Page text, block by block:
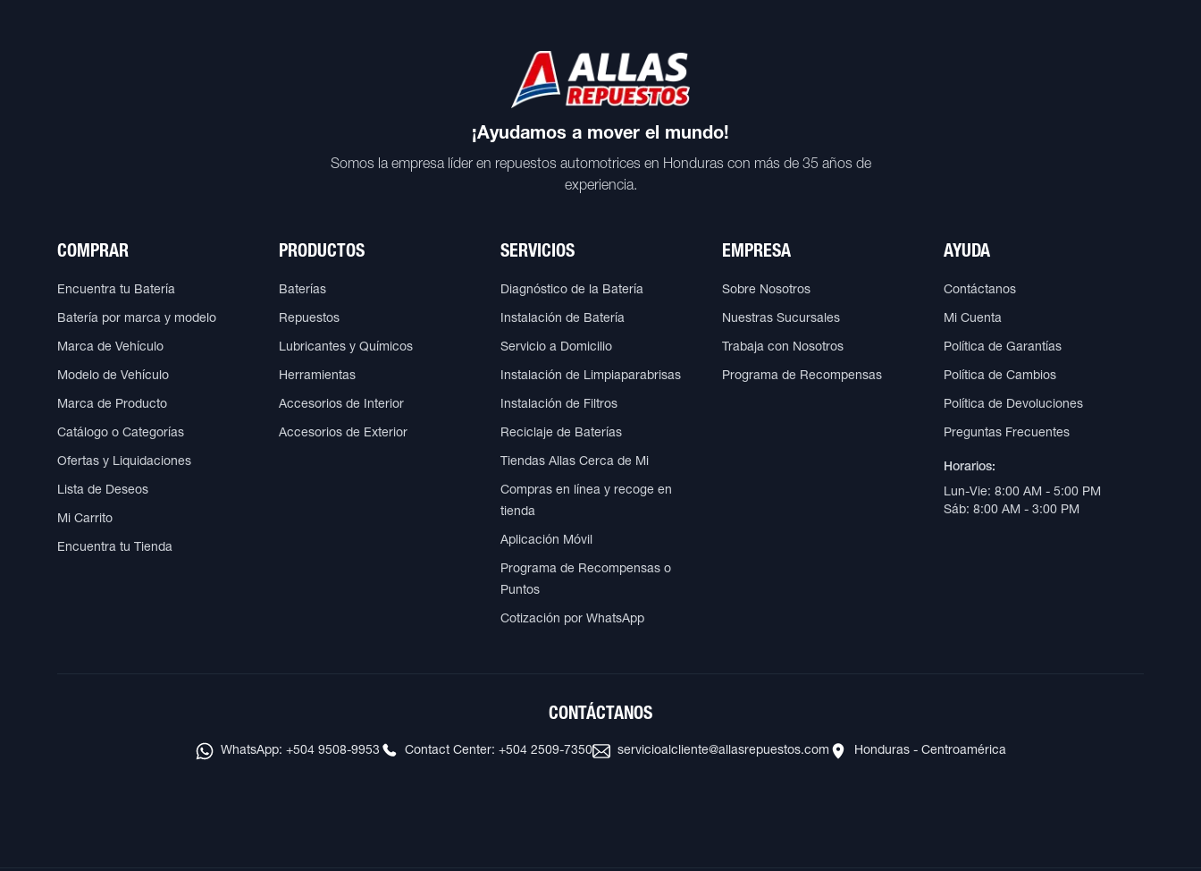
¡Ayudamos a mover el mundo!
Somos la empresa líder en repuestos automotrices en Honduras con más de 35 años de
experiencia.
COMPRAR
Encuentra tu Batería
Batería por marca y modelo
Marca de Vehículo
Modelo de Vehículo
Marca de Producto
Catálogo o Categorías
Ofertas y Liquidaciones
Lista de Deseos
Mi Carrito
Encuentra tu Tienda
PRODUCTOS
Baterías
Repuestos
Lubricantes y Químicos
Herramientas
Accesorios de Interior
Accesorios de Exterior
SERVICIOS
Diagnóstico de la Batería
Instalación de Batería
Servicio a Domicilio
Instalación de Limpiaparabrisas
Instalación de Filtros
Reciclaje de Baterías
Tiendas Allas Cerca de Mi
Compras en línea y recoge en
tienda
Aplicación Móvil
Programa de Recompensas o
Puntos
Cotización por WhatsApp
EMPRESA
Sobre Nosotros
Nuestras Sucursales
Trabaja con Nosotros
Programa de Recompensas
AYUDA
Contáctanos
Mi Cuenta
Política de Garantías
Política de Cambios
Política de Devoluciones
Preguntas Frecuentes
Horarios:
Lun-Vie: 8:00 AM - 5:00 PM
Sáb: 8:00 AM - 3:00 PM
CONTÁCTANOS
WhatsApp: +504 9508-9953 Contact Center: +504 2509-7350 servicioalcliente@allasrepuestos.com Honduras - Centroamérica